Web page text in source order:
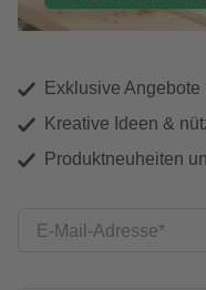
Exklusive
Kreative Ideen &
Produktneuheiten
E-Mail-Adresse